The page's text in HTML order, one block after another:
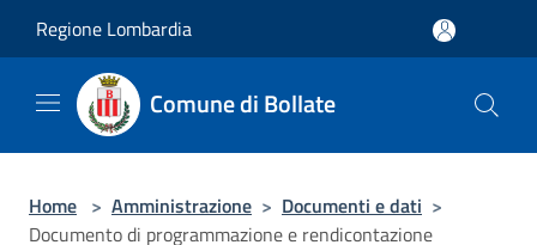
Regione Lombardia
Comune di Bollate
Home > Amministrazione > Documenti e dati >
Documento di programmazione e rendicontazione